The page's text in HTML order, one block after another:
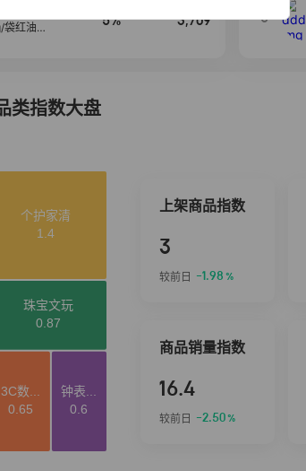
红油麻
5% 3,709 5
类指数大盘
上架商品指数
3
较前日 -1.98 %
商品销量指数
16.4
较前日 -2.50%